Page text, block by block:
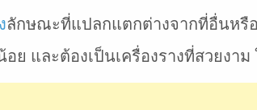
ลักษณะที่แปลกแตกต่างจากที่อื่นห
และต้องเป็นเครื่องรางที่สวยงาม